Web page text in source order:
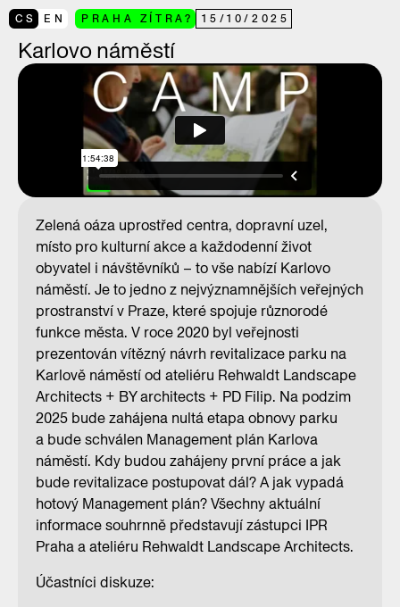
CS EN PRAHA ZÍTRA? 15 /10/2025
Karlovo náměstí
Zelená oáza uprostřed centra, dopravní uzel,
místo pro kulturní akce a každodenní život
obyvatel i návštěvníků – to vše nabízí Karlovo
náměstí. Je to jedno z nejvýznamnějších veřejných
prostranství v Praze, které spojuje různorodé
funkce města. V roce 2020 byl veřejnosti
prezentován vítězný návrh revitalizace parku na
Karlově náměstí od ateliéru Rehwaldt Landscape
Architects + BY architects + PD Filip. Na podzim
2025 bude zahájena nultá etapa obnovy parku
a bude schválen Management plán Karlova
náměstí. Kdy budou zahájeny první práce a jak
bude revitalizace postupovat dál? A jak vypadá
hotový Management plán? Všechny aktuální
informace souhrnně představují zástupci IPR
Praha a ateliéru Rehwaldt Landscape Architects.
Účastníci diskuze: